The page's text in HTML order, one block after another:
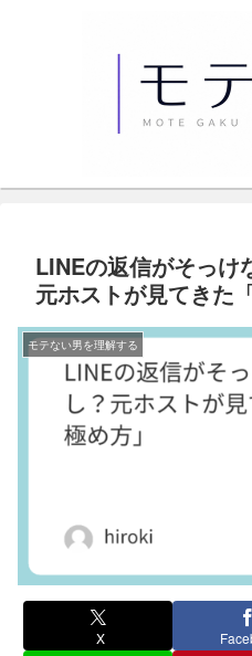
LINEの返信がそっけ
元ホストが見てきた
モテない男を理解する
X